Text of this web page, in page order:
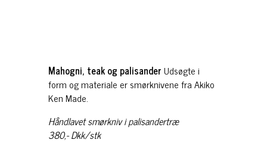
Mahogni, teak og palisanderUdsøgte i
form og materiale er smørknivene fra Akiko
Ken Made.
Håndlavet smørkniv i palisandertræ
380,- Dkk/stk